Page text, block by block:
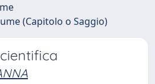
(Capitolo o Saggio)